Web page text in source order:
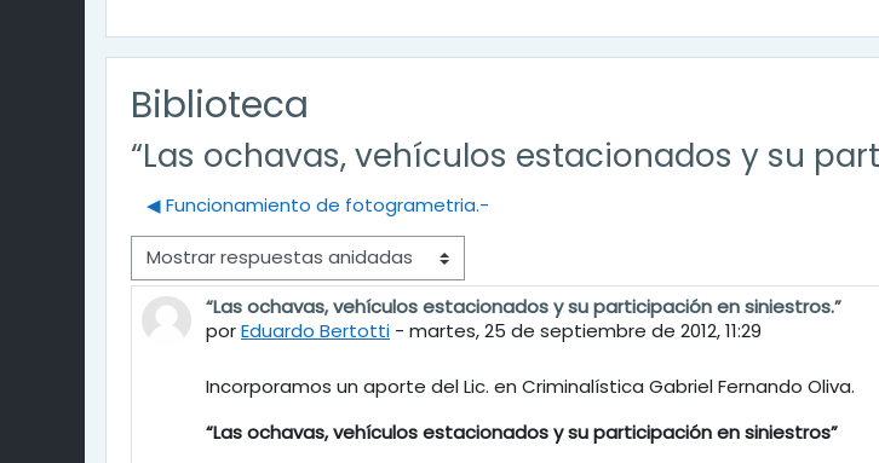
Biblioteca
“Las ochavas, vehículos estacionados y su
◀︎ Funcionamiento de fotogrametria.-
Modo de visualización
“Las ochavas, vehículos estacionados y su participación en siniestros.”
porEduardo Bertotti - martes, 25 de septiembre de 2012, 11:29
Número de respuestas: 8
Incorporamos un aporte del Lic. en Criminalística Gabriel Fernando Oliva.
“Las ochavas, vehículos estacionados y su participación en siniestros”